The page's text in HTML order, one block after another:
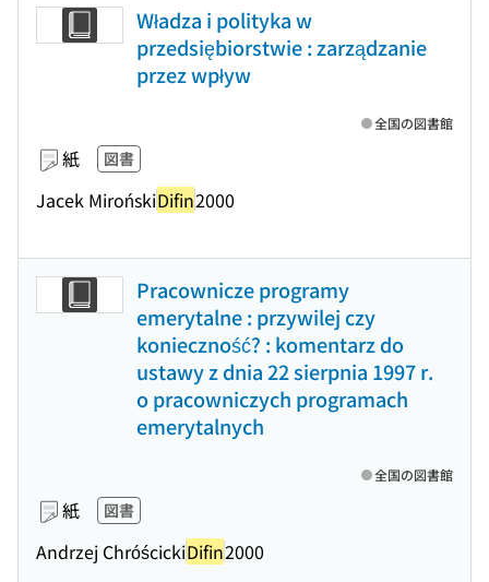
Władza i polityka w
przedsiębiorstwie : zarządzanie
przez wpływ
紙 図書
Jacek MirońskiDifin2000
全国の図書館
Pracownicze programy
emerytalne : przywilej czy
konieczność? : komentarz do
ustawy z dnia 22 sierpnia 1997 r.
o pracowniczych programach
emerytalnych
紙 図書
Andrzej ChróścickiDifin2000
全国の図書館